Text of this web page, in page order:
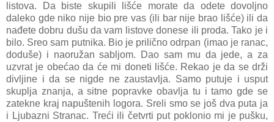
listova. Da biste skupili lišće morate da odete dovoljno
daleko gde niko nije bio pre vas (ili bar nije brao lišće) ili da
nađete dobru dušu da vam listove donese ili proda. Tako je i
bilo. Sreo sam putnika. Bio je prilično odrpan (imao je ranac,
doduše) i naoružan sabljom. Dao sam mu da jede, a za
uzvrat je obećao da će mi doneti lišće. Rekao je da se drži
divljine i da se nigde ne zaustavlja. Samo putuje i usput
skuplja znanja, a sitne popravke obavlja tu i tamo gde se
zatekne kraj napuštenih logora. Sreli smo se još dva puta ja
i Ljubazni Stranac. Treći ili četvrti put poklonio mi je pušku,